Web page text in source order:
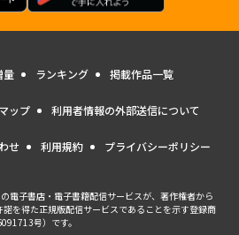
量 ランキング 掲載作品一覧
ップ 利用者情報の外部送信について
せ 利用規約 プライバシーポリシー
電子書店・電子書籍配信サービスが、著作権者から
諾を得た正規版配信サービスであることを示す登録商
号）です。